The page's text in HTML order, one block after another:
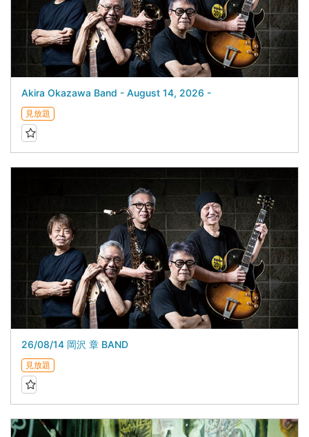
Akira Okazawa Band - August 14, 2026 -
見放題
26/08/14 岡沢 章 BAND
見放題